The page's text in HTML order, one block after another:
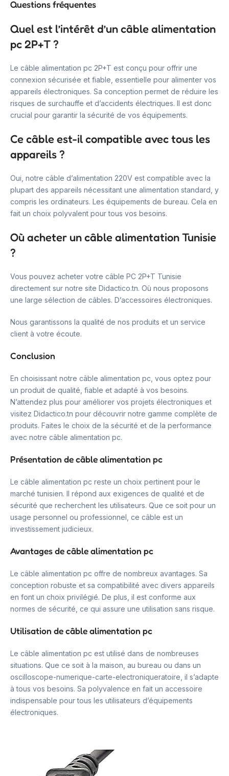
Questions fréquentes
Quel est l’intérêt d’un câble alimentation
pc 2P+T ?
Le câble alimentation pc 2P+T est conçu pour offrir une
connexion sécurisée et fiable, essentielle pour alimenter vos
appareils électroniques. Sa conception permet de réduire les
risques de surchauffe et d’accidents électriques. Il est donc
crucial pour garantir la sécurité de vos équipements.
Ce câble est-il compatible avec tous les
appareils ?
Oui, notre câble d’alimentation 220V est compatible avec la
plupart des appareils nécessitant une alimentation standard, y
compris les ordinateurs. Les équipements de bureau. Cela en
fait un choix polyvalent pour tous vos besoins.
Où acheter un câble alimentation Tunisie
?
Vous pouvez acheter votre câble PC 2P+T Tunisie
directement sur notre site Didactico.tn. Où nous proposons
une large sélection de câbles. D’accessoires électroniques.
Nous garantissons la qualité de nos produits et un service
client à votre écoute.
Conclusion
En choisissant notre câble alimentation pc, vous optez pour
un produit de qualité, fiable et adapté à vos besoins.
N’attendez plus pour améliorer vos projets électroniques et
visitez Didactico.tn pour découvrir notre gamme complète de
produits. Faites le choix de la sécurité et de la performance
avec notre câble alimentation pc.
Présentation de câble alimentation pc
Le câble alimentation pc reste un choix pertinent pour le
marché tunisien. Il répond aux exigences de qualité et de
sécurité que recherchent les utilisateurs. Que ce soit pour un
usage personnel ou professionnel, ce câble est un
investissement judicieux.
Avantages de câble alimentation pc
Le câble alimentation pc offre de nombreux avantages. Sa
conception robuste et sa compatibilité avec divers appareils
en font un choix privilégié. De plus, il est conforme aux
normes de sécurité, ce qui assure une utilisation sans risque.
Utilisation de câble alimentation pc
Le câble alimentation pc est utilisé dans de nombreuses
situations. Que ce soit à la maison, au bureau ou dans un
oscilloscope-numerique-carte-electroniqueratoire, il s’adapte
à tous vos besoins. Sa polyvalence en fait un accessoire
indispensable pour tous les utilisateurs d’équipements
électroniques.